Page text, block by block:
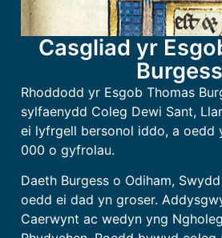
Casgliad yr
Burgess
Rhoddodd yr Esgob Thomas
sylfaenydd Coleg Dewi Sant,
ei lyfrgell bersonol iddo, a oedd
000 o gyfrolau.
Daeth Burgess o Odiham,
oedd ei dad yn groser.
Caerwynt ac wedyn yng